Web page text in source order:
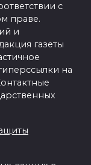
с
праве.
и
газеты
на